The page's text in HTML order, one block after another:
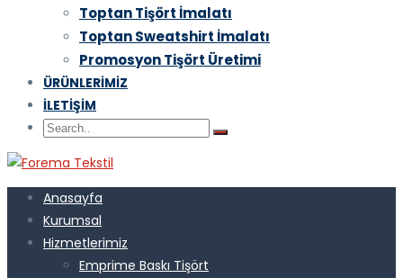
Toptan Tişört İmalatı
Toptan Sweatshirt İmalatı
Promosyon Tişört Üretimi
ÜRÜNLERIMIZ
İLETIŞIM
Anasayfa
Kurumsal
Hizmetlerimiz
Emprime Baskı Tişört